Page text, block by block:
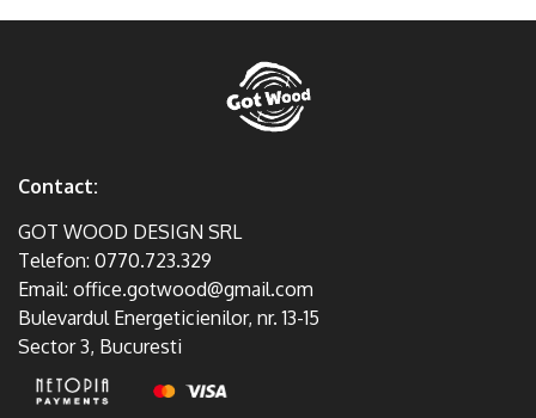
Contact:
GOT WOOD DESIGN SRL
Telefon: 0770.723.329
Email: office.gotwood@gmail.com
Bulevardul Energeticienilor, nr. 13-15
Sector 3, Bucuresti